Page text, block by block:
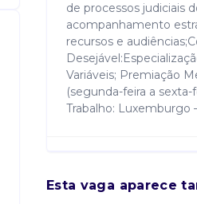
de processos judiciais
acompanhamento
recursos e
Variáveis; Premiação
(segunda-feira a
Trabalho: Luxemburgo
Manhã, Tarde.
Esta vaga aparece